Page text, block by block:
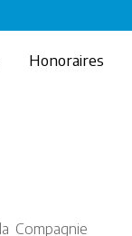
Honoraires
Compagnie